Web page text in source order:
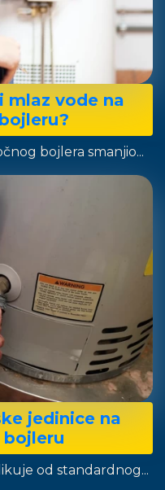
mlaz vode na
bojlera smanjio...
jedinice na
od standardnog...